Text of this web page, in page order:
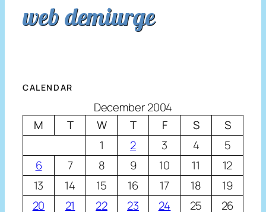
web demiurge
CALENDAR
December 2004
M
T W T F S
S
1
2 3 4
5
6
7 8 9 10 11
12
13
14 15 16 17 18
19
20
21 22 23 24 25
26